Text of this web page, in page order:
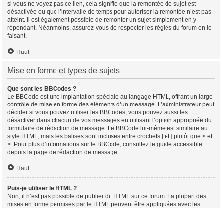
si vous ne voyez pas ce lien, cela signifie que la remontée de sujet est
désactivée ou que l’intervalle de temps pour autoriser la remontée n’est pas
atteint. Il est également possible de remonter un sujet simplement en y
répondant. Néanmoins, assurez-vous de respecter les règles du forum en le
faisant.
Haut
Mise en forme et types de sujets
Que sont les BBCodes ?
Le BBCode est une implantation spéciale au langage HTML, offrant un large
contrôle de mise en forme des éléments d’un message. L’administrateur peut
décider si vous pouvez utiliser les BBCodes, vous pouvez aussi les
désactiver dans chacun de vos messages en utilisant l’option appropriée du
formulaire de rédaction de message. Le BBCode lui-même est similaire au
style HTML, mais les balises sont incluses entre crochets [ et ] plutôt que < et
>. Pour plus d’informations sur le BBCode, consultez le guide accessible
depuis la page de rédaction de message.
Haut
Puis-je utiliser le HTML ?
Non, il n’est pas possible de publier du HTML sur ce forum. La plupart des
mises en forme permises par le HTML peuvent être appliquées avec les